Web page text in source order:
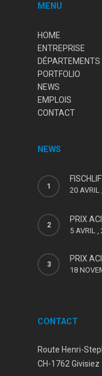
MENU
HOME
ENTREPRISE
DÉPARTEMENTS
PORTFOLIO
NEWS
EMPLOIS
CONTACT
NEWS
20 AVRIL
PRIX
5 AVRIL ,
PRIX
18
CONTACT
Route Henri-
CH-1762 Givisiez